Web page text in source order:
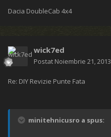
Dacia DoubleCab 4x4
wick7ed
Postat Noiembrie 21, 2013
Re: DIY Revizie Punte Fata
minitehnicusro a spus: